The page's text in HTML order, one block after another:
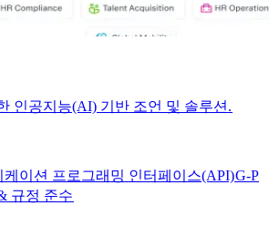
인공지능(AI) 기반 조언 및 솔루션.​​
케이션 프로그래밍 인터페이스(API)​​G-P
규정 준수​​